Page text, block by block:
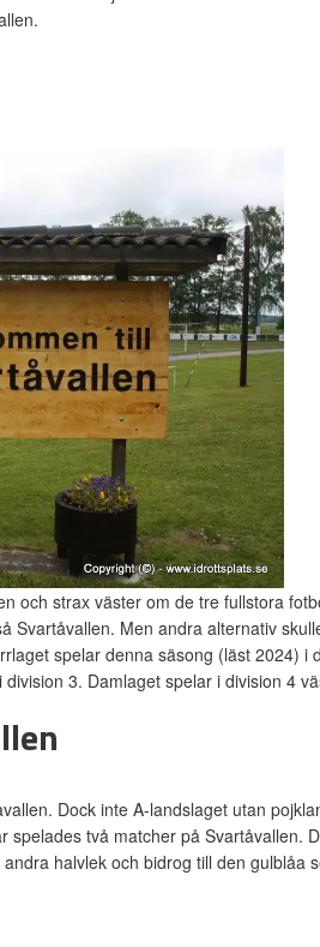
och strax väster om de tre fullstora
Svartåvallen. Men andra alternativ
spelar denna säsong (läst 2024) i
3. Damlaget spelar i division 4
Dock inte A-landslaget utan
två matcher på Svartåvallen.
halvlek och bidrog till den gulblåa